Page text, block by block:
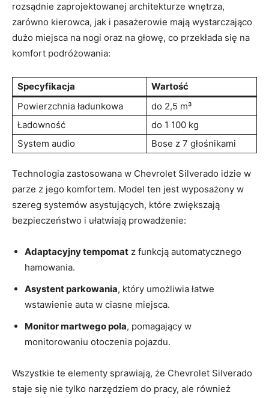
rozsądnie zaprojektowanej architekturze wnętrza,
zarówno kierowca, jak i pasażerowie mają wystarczająco
dużo miejsca na nogi oraz na głowę, co przekłada się na
komfort podróżowania:
Specyfikacja
Wartość
Powierzchnia ładunkowa
do 2,5 m³
Ładowność
do 1 100 kg
System audio
Bose z 7 głośnikami
Technologia zastosowana w Chevrolet Silverado idzie w
parze z jego komfortem. Model ten jest wyposażony w
szereg systemów asystujących, które zwiększają
bezpieczeństwo i ułatwiają prowadzenie:
Adaptacyjny tempomat z funkcją automatycznego
hamowania.
Asystent parkowania, który umożliwia łatwe
wstawienie auta w ciasne miejsca.
Monitor martwego pola, pomagający w
monitorowaniu otoczenia pojazdu.
Wszystkie te elementy sprawiają, że Chevrolet Silverado
staje się nie tylko narzędziem do pracy, ale również